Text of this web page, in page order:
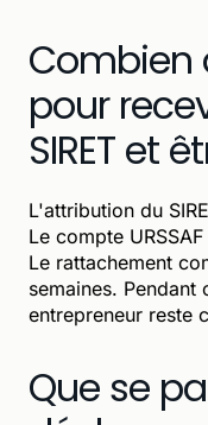
pour
SIRET et
L'attribution du
Le compte
Le rattachement
semaines.
entrepreneur reste
Que se